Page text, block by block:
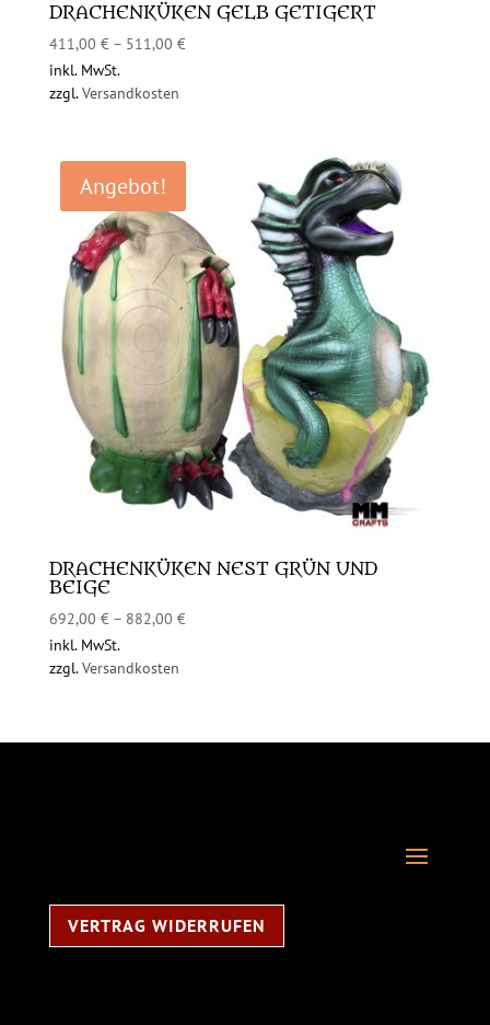
DRACHENKÜKEN GELB GETIGERT
411,00 € – 511,00 €
inkl. MwSt.
zzgl.Versandkosten
Angebot!
DRACHENKÜKEN NEST GRÜN UND
BEIGE
692,00 €– 882,00 €
inkl. MwSt.
zzgl.Versandkosten
VERTRAG WIDERRUFEN